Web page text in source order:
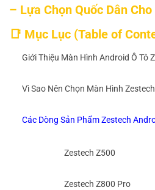
– Lựa Chọn Quốc Dân
📑 Mục Lục (Table of
Giới Thiệu Màn Hình Android Ô Tô
Vì Sao Nên Chọn Màn Hình
Các Dòng Sản Phẩm Zestech
Zestech Z500
Zestech Z800 Pro